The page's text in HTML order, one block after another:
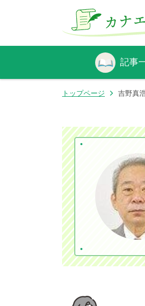
記事
トップページ 吉野真